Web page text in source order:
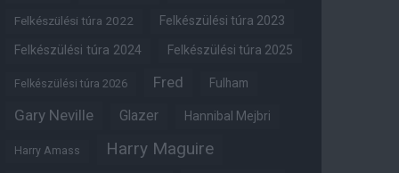
Felkészülési túra 2022 Felkészülési túra 2023
Felkészülési túra 2024 Felkészülési túra 2025
Felkészülési túra 2026 Fred Fulham
Gary Neville Glazer Hannibal Mejbri
Harry Amass Harry Maguire